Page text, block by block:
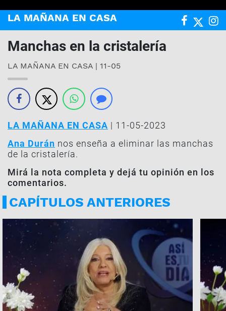
LA MAÑANA EN CASA
Manchas en la cristalería
LA MAÑANA EN CASA | 11-05
LA MAÑANA EN CASA | 11-05-2023
Ana Durán nos enseña a eliminar las manchas
de la cristalería.
Mirá la nota completa y dejá tu opinión en los
comentarios.
CAPÍTULOS ANTERIORES